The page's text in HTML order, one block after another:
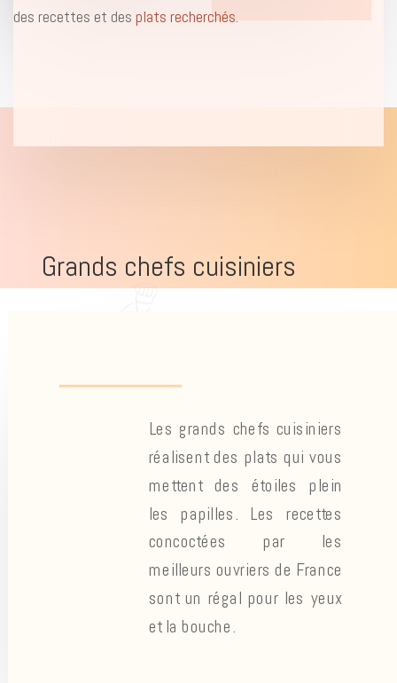
des recettes et des plats recherchés.
Grands chefs cuisiniers
Les grands chefs cuisiniers
réalisent des plats qui vous
mettent des étoiles plein
les papilles. Les recettes
concoctées par les
meilleurs ouvriers de France
sont un régal pour les yeux
et la bouche.